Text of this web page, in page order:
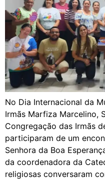
No Dia Internacional da
Irmãs Marfiza Marcelino,
Congregação das Irmãs
participaram de um
Senhora da Boa
da coordenadora da
religiosas conversaram